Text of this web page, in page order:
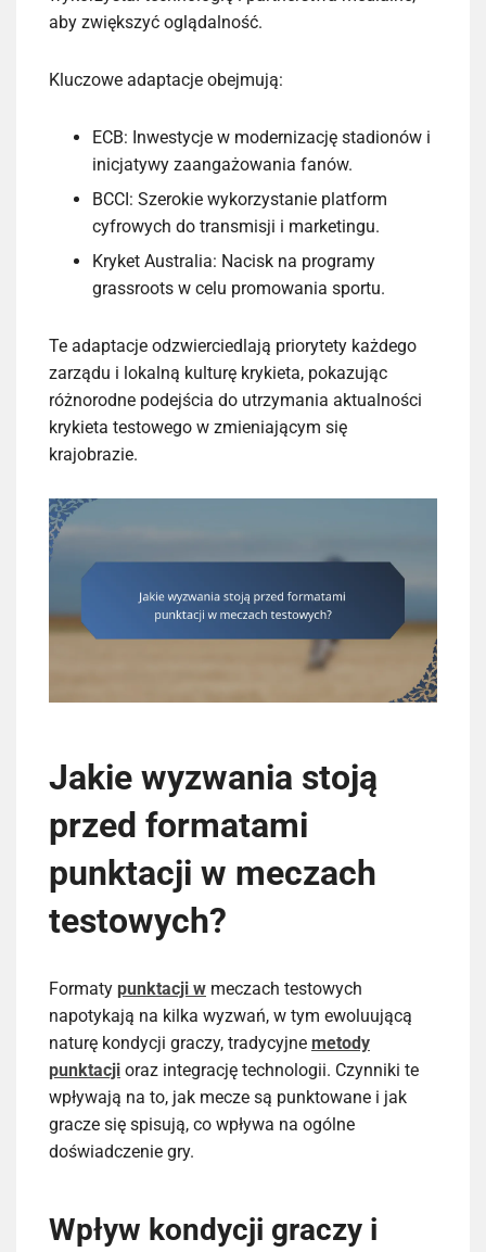
aby zwiększyć oglądalność.
Kluczowe adaptacje obejmują:
ECB: Inwestycje w modernizację stadionów i
inicjatywy zaangażowania fanów.
BCCI: Szerokie wykorzystanie platform
cyfrowych do transmisji i marketingu.
Kryket Australia: Nacisk na programy
grassroots w celu promowania sportu.
Te adaptacje odzwierciedlają priorytety każdego
zarządu i lokalną kulturę krykieta, pokazując
różnorodne podejścia do utrzymania aktualności
krykieta testowego w zmieniającym się
krajobrazie.
Jakie wyzwania stoją
przed formatami
punktacji w meczach
testowych?
Formaty punktacji w meczach testowych
napotykają na kilka wyzwań, w tym ewoluującą
naturę kondycji graczy, tradycyjne metody
punktacji oraz integrację technologii. Czynniki te
wpływają na to, jak mecze są punktowane i jak
gracze się spisują, co wpływa na ogólne
doświadczenie gry.
Wpływ kondycji graczy i